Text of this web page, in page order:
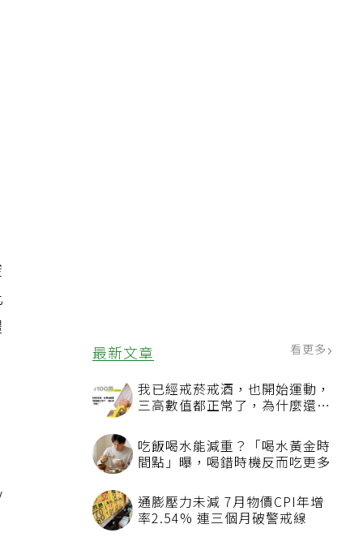
最新文章 看更多
我已經戒菸戒酒，也開始運動，
三高數值都正常了，為什麼還不
吃飯喝水能減重？「喝水黃金時
間點」曝，喝錯時機反而吃更多
通膨壓力未減 7月物價CPI年增
率2.54% 連三個月破警戒線